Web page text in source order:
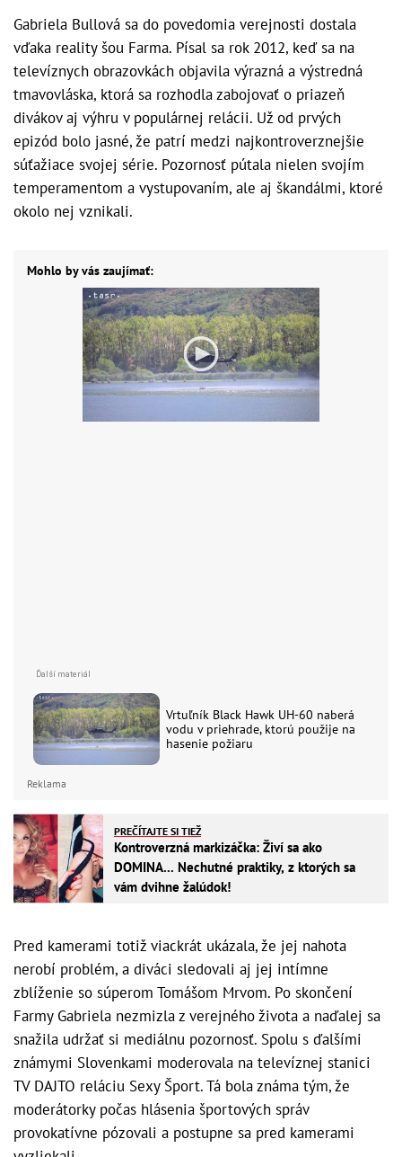
Gabriela Bullová sa do povedomia verejnosti dostala
vďaka reality šou Farma. Písal sa rok 2012, keď sa na
televíznych obrazovkách objavila výrazná a výstredná
tmavovláska, ktorá sa rozhodla zabojovať o priazeň
divákov aj výhru v populárnej relácii. Už od prvých
epizód bolo jasné, že patrí medzi najkontroverznejšie
súťažiace svojej série. Pozornosť pútala nielen svojím
temperamentom a vystupovaním, ale aj škandálmi, ktoré
okolo nej vznikali.
Mohlo by vás zaujímať:
Vrtuľník Black Hawk UH-60 naberá
vodu v priehrade, ktorú použije na
hasenie požiaru
Reklama
PREČÍTAJTE SI TIEŽ
Kontroverzná markizáčka: Živí sa ako
DOMINA... Nechutné praktiky, z ktorých sa
vám dvihne žalúdok!
Pred kamerami totiž viackrát ukázala, že jej nahota
nerobí problém, a diváci sledovali aj jej intímne
zblíženie so súperom Tomášom Mrvom. Po skončení
Farmy Gabriela nezmizla z verejného života a naďalej sa
snažila udržať si mediálnu pozornosť. Spolu s ďalšími
známymi Slovenkami moderovala na televíznej stanici
TV DAJTO reláciu Sexy Šport. Tá bola známa tým, že
moderátorky počas hlásenia športových správ
provokatívne pózovali a postupne sa pred kamerami